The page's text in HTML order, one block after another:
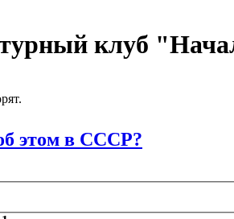
клуб
этом в СССР?